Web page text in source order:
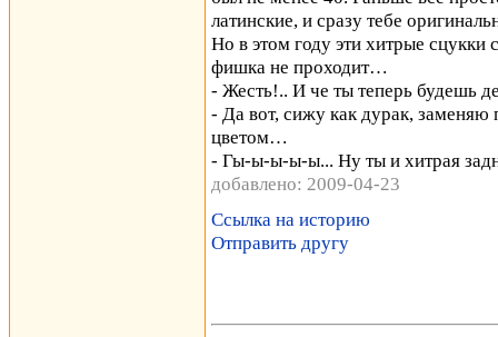
латинские, и сразу тебе
Но в этом году эти хитрые сцукки
фишка не проходит…
- Жесть!.. И че ты теперь будешь
- Да вот, сижу как дурак,
цветом…
- Гы-ы-ы-ы-ы... Ну ты и хитрая
добавлено: 2009-04-23
Ссылка на историю
Отправить другу